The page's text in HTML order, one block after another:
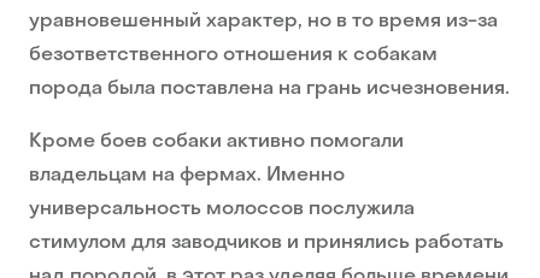
уравновешенный характер, но в то время из-за
безответственного отношения к собакам
порода была поставлена на грань исчезновения.
Кроме боев собаки активно помогали
владельцам на фермах. Именно
универсальность молоссов послужила
стимулом для заводчиков и принялись работать